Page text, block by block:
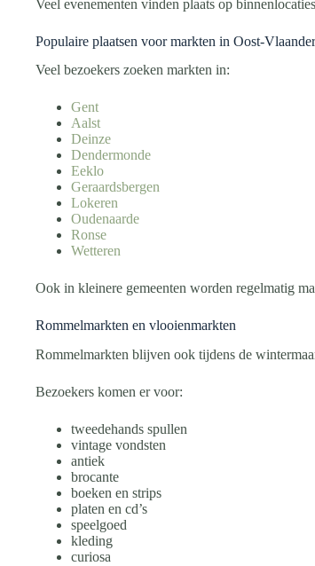
Veel evenementen vinden plaats op
Populaire plaatsen voor markten in Oost-
Veel bezoekers zoeken markten in:
Gent
Aalst
Deinze
Dendermonde
Eeklo
Geraardsbergen
Lokeren
Oudenaarde
Ronse
Wetteren
Ook in kleinere gemeenten worden regelmatig
Rommelmarkten en vlooienmarkten
Rommelmarkten blijven ook tijdens de
Bezoekers komen er voor:
tweedehands spullen
vintage vondsten
antiek
brocante
boeken en strips
platen en cd’s
speelgoed
kleding
curiosa